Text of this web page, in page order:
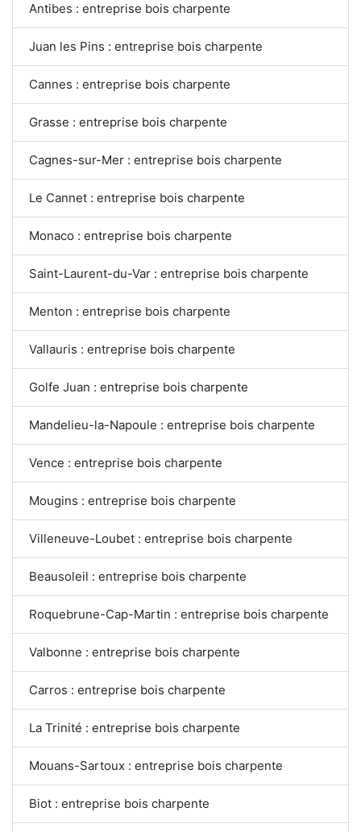
Antibes : entreprise bois charpente
Juan les Pins : entreprise bois charpente
Cannes : entreprise bois charpente
Grasse : entreprise bois charpente
Cagnes-sur-Mer : entreprise bois charpente
Le Cannet : entreprise bois charpente
Monaco : entreprise bois charpente
Saint-Laurent-du-Var : entreprise bois charpente
Menton : entreprise bois charpente
Vallauris : entreprise bois charpente
Golfe Juan : entreprise bois charpente
Mandelieu-la-Napoule : entreprise bois charpente
Vence : entreprise bois charpente
Mougins : entreprise bois charpente
Villeneuve-Loubet : entreprise bois charpente
Beausoleil : entreprise bois charpente
Roquebrune-Cap-Martin : entreprise bois charpente
Valbonne : entreprise bois charpente
Carros : entreprise bois charpente
La Trinité : entreprise bois charpente
Mouans-Sartoux : entreprise bois charpente
Biot : entreprise bois charpente